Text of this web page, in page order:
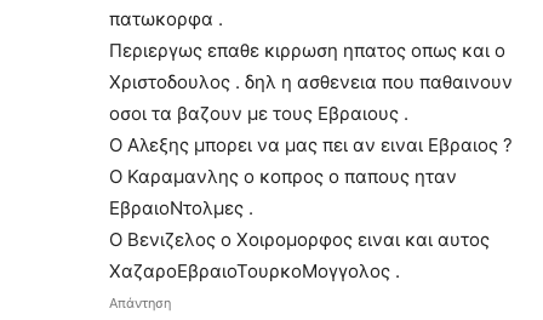
πατωκορφα .
Περιεργως επαθε κιρρωση ηπατος οπως και ο
Χριστοδουλος . δηλ η ασθενεια που παθαινουν
οσοι τα βαζουν με τους Εβραιους .
Ο Αλεξης μπορει να μας πει αν ειναι Εβραιος ?
Ο Καραμανλης ο κοπρος ο παπους ηταν
ΕβραιοΝτολμες .
Ο Βενιζελος ο Χοιρομορφος ειναι και αυτος
ΧαζαροΕβραιοΤουρκοΜογγολος .
Απάντηση